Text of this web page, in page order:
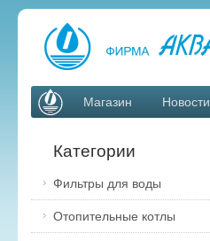
Магазин Новости
Категории
Фильтры для воды
Отопительные котлы